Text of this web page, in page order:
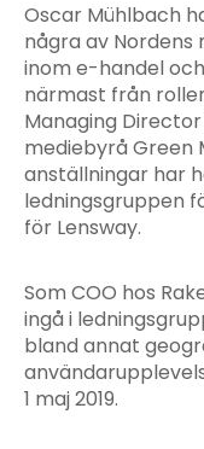
Oscar Mühlbach
några av
inom e-handel
närmast från
Managing
mediebyrå Green
anställningar har
ledningsgruppen
för Lensway.
Som COO hos
ingå i
bland annat
1 maj 2019.